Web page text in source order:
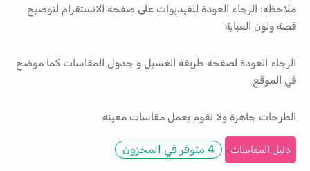
ملاحظة: الرجاء العودة للفيديوات على صفحة الانستقرام لتوضيح
قصة ولون العباية
الرجاء العودة لصفحة طريقة الغسيل و جدول المقاسات كما موضح
في الموقع
الطرحات جاهزة ولا نقوم بعمل مقاسات معينة
دليل المقاسات 4 متوفر في المخزون